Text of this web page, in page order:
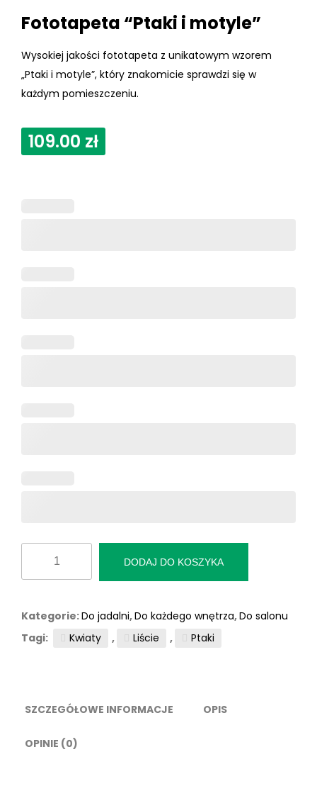
Fototapeta “Ptaki i motyle”
Wysokiej jakości fototapeta z unikatowym wzorem
„Ptaki i motyle”, który znakomicie sprawdzi się w
każdym pomieszczeniu.
109.00 zł
DODAJ DO KOSZYKA
Kategorie:Do jadalni,Do każdego wnętrza,Do salonu
Tagi:
Kwiaty , Liście , Ptaki
SZCZEGÓŁOWE INFORMACJE OPIS
OPINIE (0)